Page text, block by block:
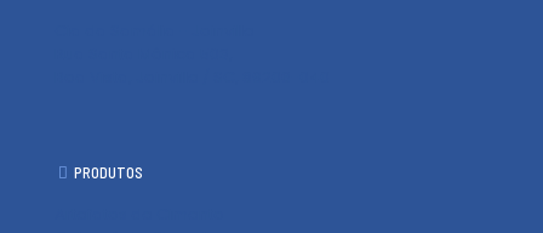
PRODUTOS